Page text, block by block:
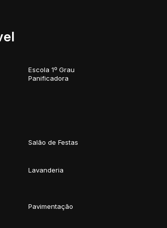
Escola 1º Grau
Panificadora
Salão de Festas
Lavanderia
Pavimentação